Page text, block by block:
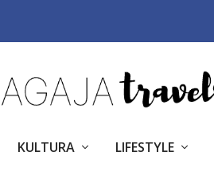
KULTURA LIFESTYLE